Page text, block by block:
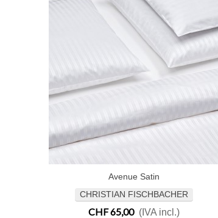
Aggiungi Al Carrello
Avenue Satin
CHRISTIAN FISCHBACHER
CHF 65,00 (IVA incl.)